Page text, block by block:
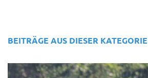
BEITRÄGE AUS DIESER KATEGORIE